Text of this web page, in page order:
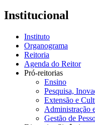
Institucional
Instituto
Organograma
Reitoria
Agenda do Reitor
Pró-reitorias
Ensino
Pesquisa,
Extensão e
Administração
Gestão de